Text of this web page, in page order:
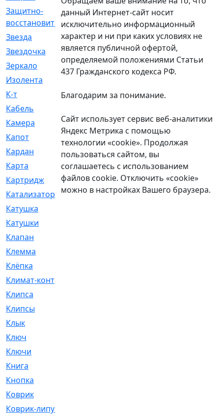
Защитно-
восстановительный
[4]
Звезда
[1]
Звездочка
[5]
Зеркало
[369]
Изолента
К-т
[13]
Кабель
Камера
[4]
Капот
[144]
Кардан
[131]
Карта
[2]
Картридж
[250]
Катализатор
[1]
Катушка
Катушки
Клапан
Клемма
Клёпка
Климат-контроль
Клипса
Клипсы
Клык
Ключ
Ключи
Книга
Кнопка
Коврик
Коврик-липучка
данный Интернет-сайт носит
исключительно информационный
характер и ни при каких условиях не
является публичной офертой,
определяемой положениями Статьи
437 Гражданского кодекса РФ.
Благодарим за понимание.
Сайт использует сервис веб-аналитики
Яндекс Метрика с помощью
технологии «cookie». Продолжая
пользоваться сайтом, вы
соглашаетесь с использованием
файлов cookie. Отключить «cookie»
можно в настройках Вашего браузера.